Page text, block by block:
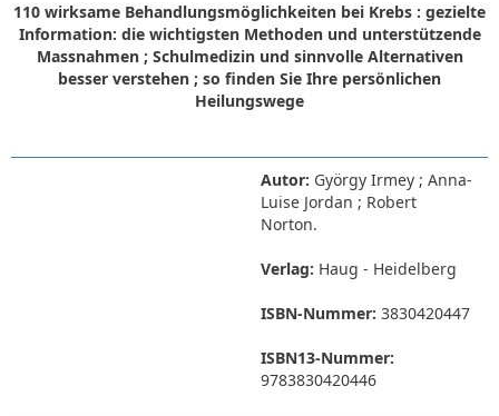
110 wirksame Behandlungsmöglichkeiten bei Krebs : gezielte
Information: die wichtigsten Methoden und unterstützende
Massnahmen ; Schulmedizin und sinnvolle Alternativen
besser verstehen ; so finden Sie Ihre persönlichen
Heilungswege
Autor: György Irmey ; Anna-
Luise Jordan ; Robert
Norton.
Verlag: Haug - Heidelberg
ISBN-Nummer: 3830420447
ISBN13-Nummer:
9783830420446